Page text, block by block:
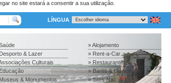
no site estará a consentir a sua utilização.
LÍNGUA
& Lazer
Culturais
& Monumentos
» Alojamento
» Rent-a-Car
» Restaurantes
» Bares & Discotecas
» Sites Nac. & Inter.